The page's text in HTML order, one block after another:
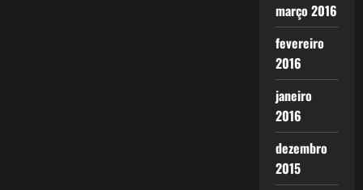
março 2016
fevereiro
2016
janeiro
2016
dezembro
2015